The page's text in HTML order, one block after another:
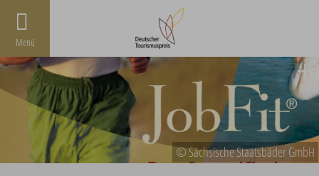
Menü
© Sächsische Staatsbäder GmbH